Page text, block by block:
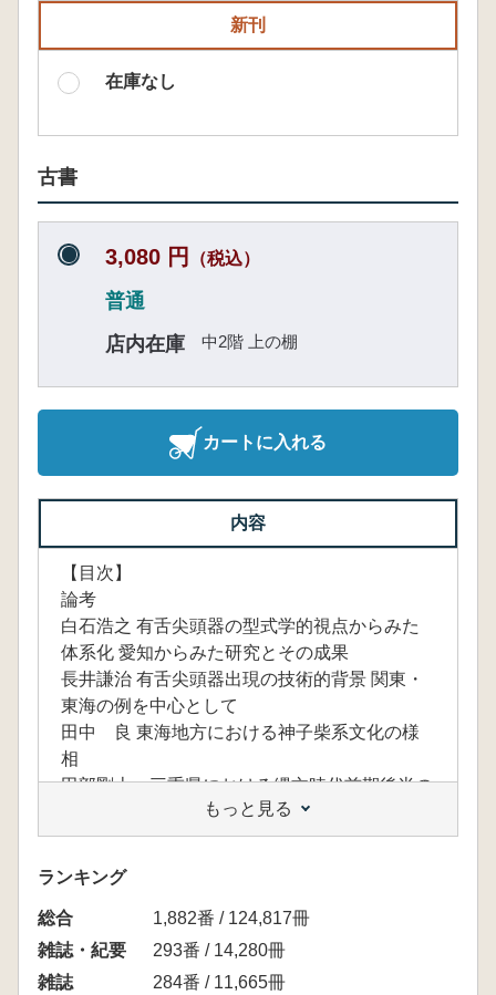
新刊
在庫なし
古書
3,080 円 （税込）
普通
店内在庫
中2階 上の棚
カートに入れる
内容
【目次】
論考
白石浩之 有舌尖頭器の型式学的視点からみた
体系化 愛知からみた研究とその成果
長井謙治 有舌尖頭器出現の技術的背景 関東・
東海の例を中心として
田中 良 東海地方における神子柴系文化の様
相
田部剛士 三重県における縄文時代前期後半の
石器群 いわゆる「鳥浜系石器群」の位置づけ
高橋秀光 爪形文土器段階にともなう細身の石
槍について
森 勇一 東海地方の旧石器時代の環境史をめ
ぐる諸問題
川合剛 愛知県の後期旧石器時代から縄文時代
草創期の遺跡分布について
もっと見る
ランキング
総合
1,882番 / 124,817冊
雑誌・紀要
293番 / 14,280冊
雑誌
284番 / 11,665冊